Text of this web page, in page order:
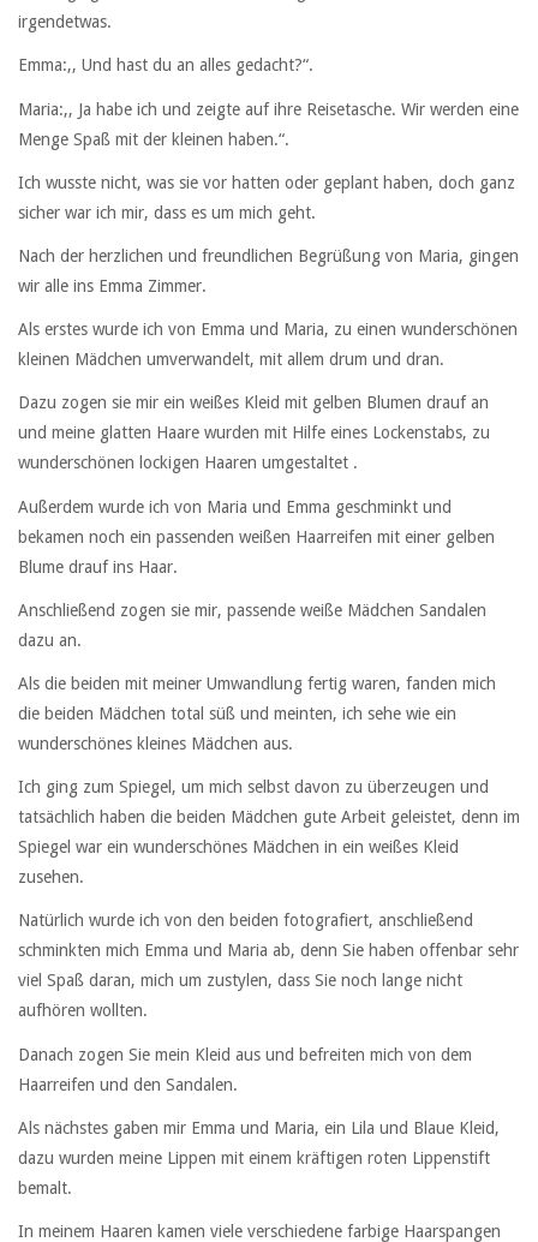
irgendetwas.
Emma:,, Und hast du an alles gedacht?“.
Maria:,, Ja habe ich und zeigte auf ihre Reisetasche. Wir werden eine
Menge Spaß mit der kleinen haben.“.
Ich wusste nicht, was sie vor hatten oder geplant haben, doch ganz
sicher war ich mir, dass es um mich geht.
Nach der herzlichen und freundlichen Begrüßung von Maria, gingen
wir alle ins Emma Zimmer.
Als erstes wurde ich von Emma und Maria, zu einen wunderschönen
kleinen Mädchen umverwandelt, mit allem drum und dran.
Dazu zogen sie mir ein weißes Kleid mit gelben Blumen drauf an
und meine glatten Haare wurden mit Hilfe eines Lockenstabs, zu
wunderschönen lockigen Haaren umgestaltet .
Außerdem wurde ich von Maria und Emma geschminkt und
bekamen noch ein passenden weißen Haarreifen mit einer gelben
Blume drauf ins Haar.
Anschließend zogen sie mir, passende weiße Mädchen Sandalen
dazu an.
Als die beiden mit meiner Umwandlung fertig waren, fanden mich
die beiden Mädchen total süß und meinten, ich sehe wie ein
wunderschönes kleines Mädchen aus.
Ich ging zum Spiegel, um mich selbst davon zu überzeugen und
tatsächlich haben die beiden Mädchen gute Arbeit geleistet, denn im
Spiegel war ein wunderschönes Mädchen in ein weißes Kleid
zusehen.
Natürlich wurde ich von den beiden fotografiert, anschließend
schminkten mich Emma und Maria ab, denn Sie haben offenbar sehr
viel Spaß daran, mich um zustylen, dass Sie noch lange nicht
aufhören wollten.
Danach zogen Sie mein Kleid aus und befreiten mich von dem
Haarreifen und den Sandalen.
Als nächstes gaben mir Emma und Maria, ein Lila und Blaue Kleid,
dazu wurden meine Lippen mit einem kräftigen roten Lippenstift
bemalt.
In meinem Haaren kamen viele verschiedene farbige Haarspangen